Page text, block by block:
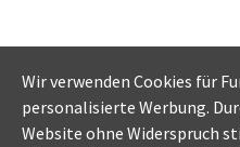
Wir verwenden Cookies für
personalisierte Werbung.
Website ohne Widerspruch